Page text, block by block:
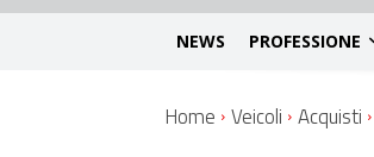
NEWS PROFESSIONE
Home Veicoli Acquisti